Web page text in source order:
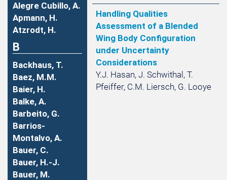
Alegre Cubillo, A.
Apmann, H.
Atzrodt, H.
B
Backhaus, T.
Baez, M.M.
Baier, H.
Balke, A.
Barbeito, G.
Barrios-
Montalvo, A.
Bauer, C.
Bauer, H.-J.
Bauer, M.
Handling Qualities
Assessment of a Blended
Wing Body Configuration
under Uncertainty
Considerations
Y.J. Hasan, J. Schwithal, T.
Pfeiffer, C.M. Liersch, G. Looye